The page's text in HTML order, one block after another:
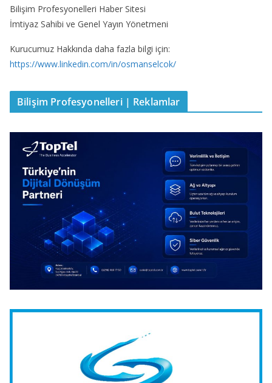
Bilişim Profesyonelleri Haber Sitesi
İmtiyaz Sahibi ve Genel Yayın Yönetmeni
Kurucumuz Hakkında daha fazla bilgi için:
https://www.linkedin.com/in/osmanselcok/
Bilişim Profesyonelleri | Reklamlar